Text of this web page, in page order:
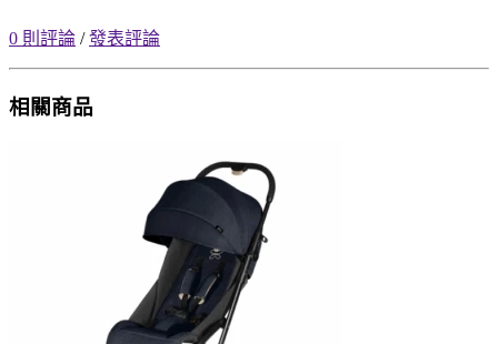
0 則評論 /發表評論
相關商品